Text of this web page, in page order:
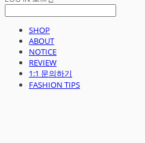
SHOP
ABOUT
NOTICE
REVIEW
1:1 문의하기
FASHION TIPS